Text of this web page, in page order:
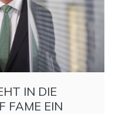
IN DIE
FAME EIN